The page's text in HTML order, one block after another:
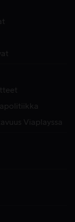
Viaplayssa